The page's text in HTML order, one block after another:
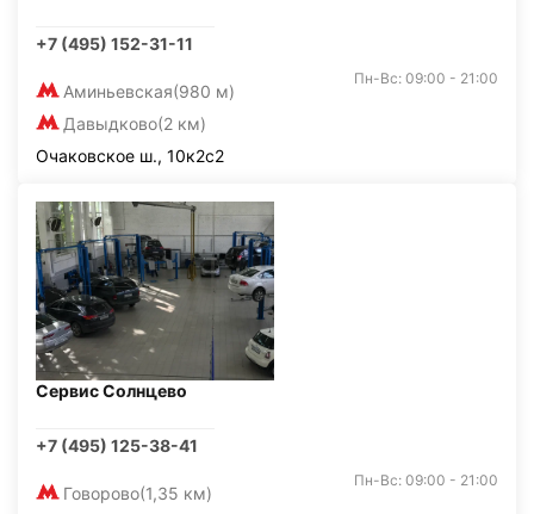
+7 (495) 152-31-11
Аминьевская(980 м)
Давыдково(2 км)
Пн-Вс: 09:00 - 21:00
Очаковское ш., 10к2с2
Сервис Солнцево
+7 (495) 125-38-41
Говорово(1,35 км)
Пн-Вс: 09:00 - 21:00